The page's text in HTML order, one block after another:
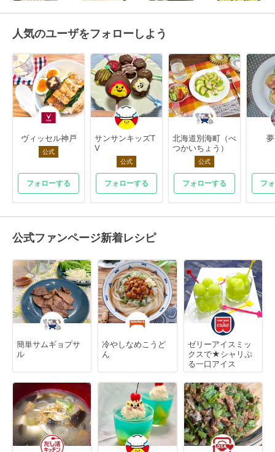
人気のユーザをフォローしよう
ヴィッセル神戸
公式
フォローする
サンサンキッズT
V
公式
フォローする
北海道別海町（べ
つかいちょう）
公式
フォローする フ
公式ファンページ新着レシピ
簡単サムギョプサ
ル
冷やしなめこうど
ん
ゼリーアイスミッ
クスで★シャリぷ
る一口アイス